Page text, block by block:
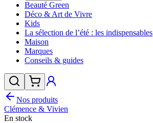
Beauté Green
Déco & Art de Vivre
Kids
La sélection de l’été : les indispensables
Maison
Marques
Conseils & guides
Nos produits
Clémence & Vivien
En stock